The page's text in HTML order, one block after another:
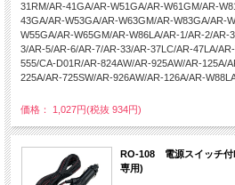
31RM/AR-41GA/AR-W51GA/AR-W61GM/AR-
43GA/AR-W53GA/AR-W63GM/AR-W83GA/AR-
W55GA/AR-W65GM/AR-W86LA/AR-1/AR-2/AR-
3/AR-5/AR-6/AR-7/AR-33/AR-37LC/AR-47LA/
555/CA-D01R/AR-824AW/AR-925AW/AR-125A/
225A/AR-725SW/AR-926AW/AR-126A/AR-
価格： 1,027円(税抜 934円)
RO-108 電源スイッチ付
専用)